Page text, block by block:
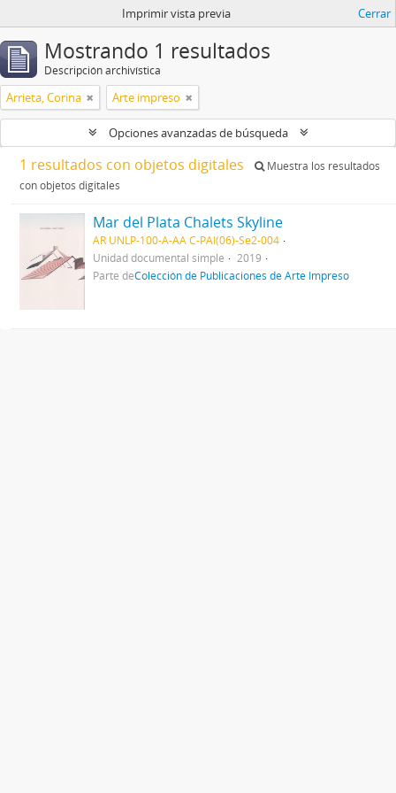
Imprimir vista previa Cerrar
Mostrando 1 resultados
Descripción archivística
Arrieta, Corina Arte impreso
Opciones avanzadas de búsqueda
1 resultados con objetos digitales
Muestra los resultados
con objetos digitales
Mar del Plata Chalets Skyline
AR UNLP-100-A-AA C-PAI(06)-Se2-004
Unidad documental simple
2019
Parte deColección de Publicaciones de Arte Impreso